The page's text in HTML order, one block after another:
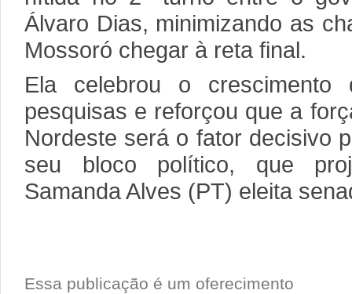
Álvaro Dias, minimizando as
Mossoró chegar à reta final.
Ela celebrou o
pesquisas e reforçou que a
Nordeste será o fator decisivo
seu bloco político, que
Samanda Alves (PT) eleita
Essa publicação é um oferecimento